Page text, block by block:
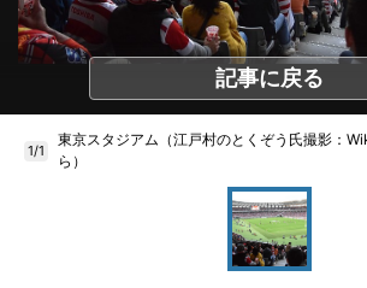
記事に戻る
1/1
東京スタジアム（江戸村のとくぞう氏撮影：
ら）